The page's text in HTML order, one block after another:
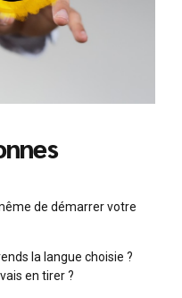
de démarrer votre
la langue choisie ?
en tirer ?